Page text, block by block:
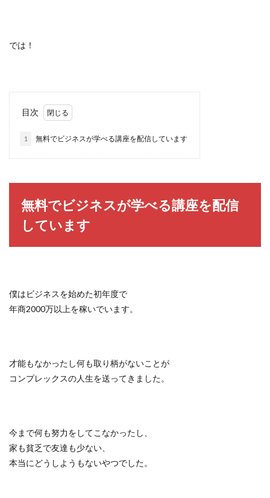
では！
目次
1 無料でビジネスが学べる講座を配信しています
無料でビジネスが学べる講座を配信
しています
僕はビジネスを始めた初年度で
年商2000万以上を稼いでいます。
才能もなかったし何も取り柄がないことが
コンプレックスの人生を送ってきました。
今まで何も努力をしてこなかったし、
家も貧乏で友達も少ない、
本当にどうしようもないやつでした。